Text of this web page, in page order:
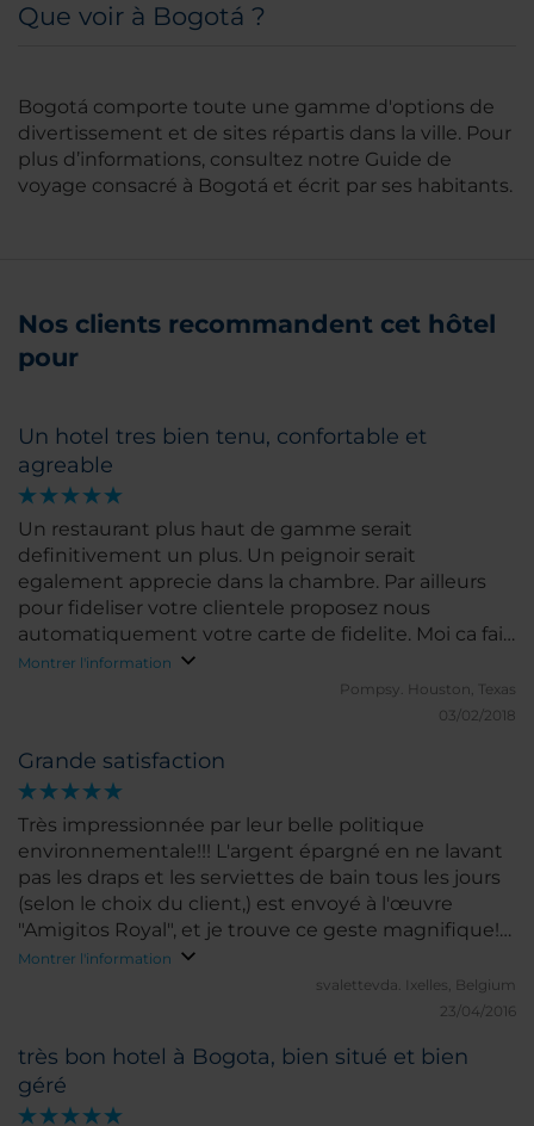
Que voir à Bogotá ?
Bogotá comporte toute une gamme d'options de
divertissement et de sites répartis dans la ville. Pour
plus d’informations, consultez notre Guide de
voyage consacré à Bogotá et écrit par ses habitants.
Nos clients recommandent cet hôtel
pour
Un hotel tres bien tenu, confortable et
agreable
Un restaurant plus haut de gamme serait
definitivement un plus. Un peignoir serait
egalement apprecie dans la chambre. Par ailleurs
pour fideliser votre clientele proposez nous
automatiquement votre carte de fidelite. Moi ca fait
des annees que je vous suis fidele a Bogota, je ne
Montrer l'information
Pompsy. Houston, Texas
03/02/2018
Grande satisfaction
Très impressionnée par leur belle politique
environnementale!!! L'argent épargné en ne lavant
pas les draps et les serviettes de bain tous les jours
(selon le choix du client,) est envoyé à l'œuvre
"Amigitos Royal", et je trouve ce geste magnifique!
Bravo!
Montrer l'information
svalettevda. Ixelles, Belgium
23/04/2016
très bon hotel à Bogota, bien situé et bien
géré